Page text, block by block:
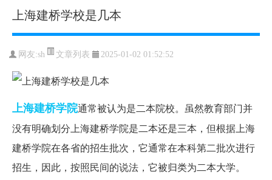
上海建桥学校是几本
网友:sh 文章列表 2025-01-02 01:52:52
上海建桥学院通常被认为是二本院校。虽然教育部门并
没有明确划分上海建桥学院是二本还是三本，但根据上海
建桥学院在各省的招生批次，它通常在本科第二批次进行
招生，因此，按照民间的说法，它被归类为二本大学。